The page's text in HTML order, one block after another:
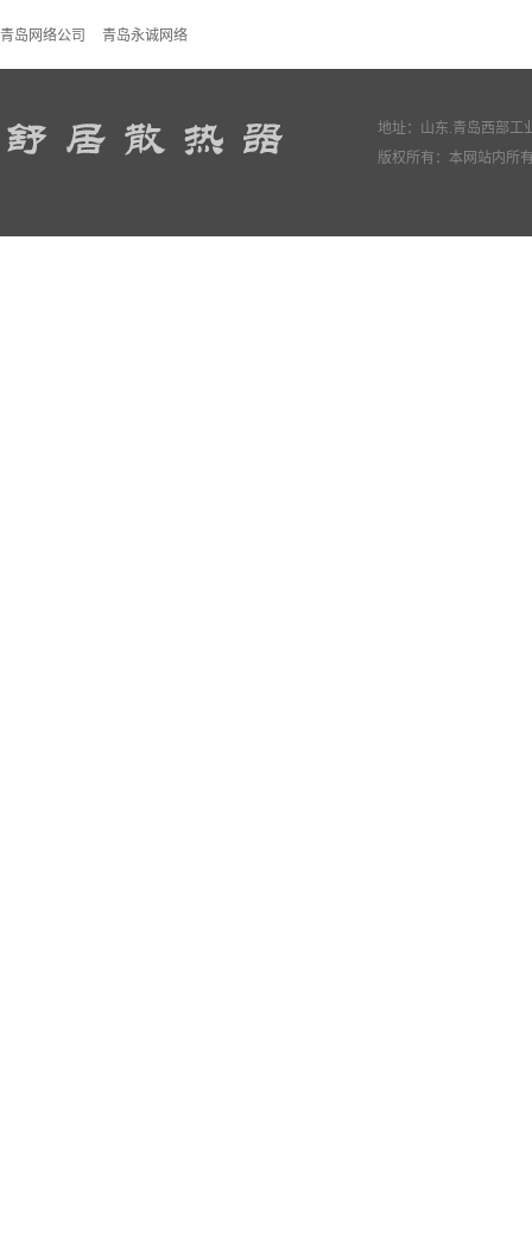
青岛网络公司 青岛永诚网络
地址：山东.青岛西部
版权所有：本网站内所